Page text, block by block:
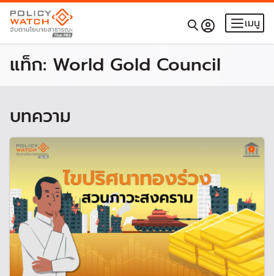
เมนู
แท็ก: World Gold Council
บทความ